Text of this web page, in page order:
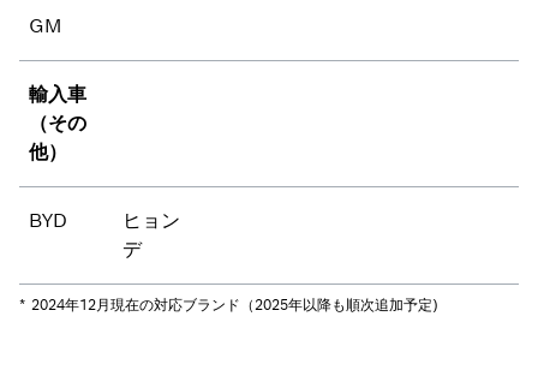
GM
輸入車
（その
他）
BYD
ヒョン
デ
* 2024年12月現在の対応ブランド（2025年以降も順次追加予定)